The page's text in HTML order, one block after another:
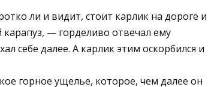
ли и видит, стоит карлик на дороге и
— горделиво отвечал ему
себе далее. А карлик этим оскорбился и
горное ущелье, которое, чем далее он